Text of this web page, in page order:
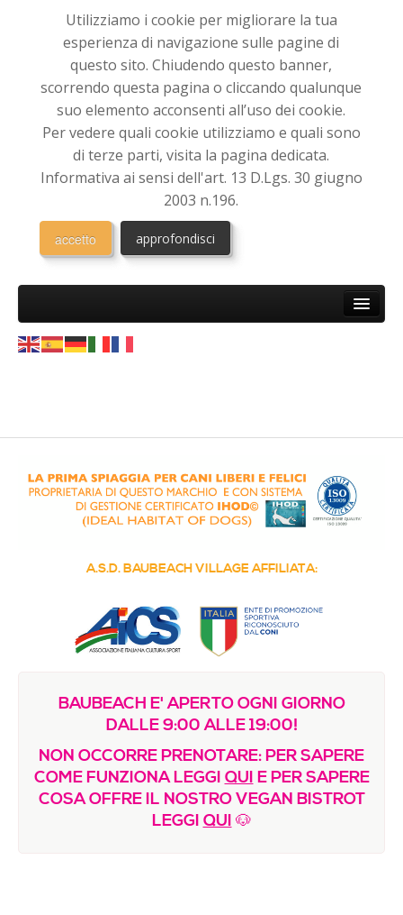
Utilizziamo i cookie per migliorare la tua
esperienza di navigazione sulle pagine di
questo sito. Chiudendo questo banner,
scorrendo questa pagina o cliccando qualunque
suo elemento acconsenti all’uso dei cookie.
Per vedere quali cookie utilizziamo e quali sono
di terze parti, visita la pagina dedicata.
Informativa ai sensi dell'art. 13 D.Lgs. 30 giugno
2003 n.196.
accetto approfondisci
HOME
Contatti / Dove siamo
Decalogo della Resilienza
Vuoi creare una sede?
FORMAZIONE
Olistici
Sinergie, Comunicazione e Immagine
Riconoscimenti e certificazioni
E-Book & Video IHOD©
A.S.D. BAUBEACH VILLAGE AFFILIATA:
BAUBEACH E' APERTO OGNI GIORNO
DALLE 9:00 ALLE 19:00!
NON OCCORRE PRENOTARE: PER SAPERE
COME FUNZIONA LEGGI QUI E PER SAPERE
COSA OFFRE IL NOSTRO VEGAN BISTROT
LEGGI QUI 🐶